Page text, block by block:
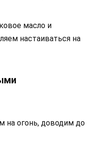
масло и
настаиваться на
на огонь, доводим до